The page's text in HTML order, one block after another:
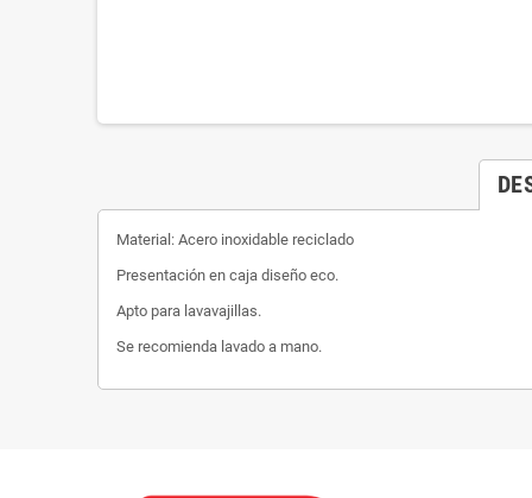
Material: Acero inoxidable reciclado
Presentación en caja diseño eco.
Apto para lavavajillas.
Se recomienda lavado a mano.